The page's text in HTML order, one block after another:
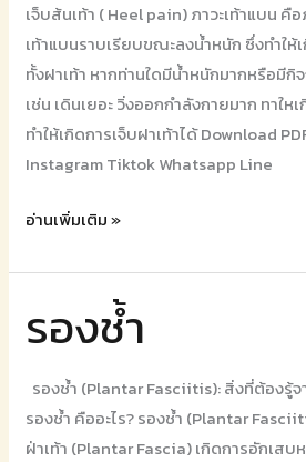
เจ็บส้นเท้า ( Heel pain) ภาวะเท้าแบน คื
เท้าแบนราบเรียบขณะลงน้ำหนัก ซึ่งทำให้
ทั้งฝาเท้า หากท่านใดมีน้ำหนักมากหรือมีกิ
เช่น เดินเยอะ วิ่งออกกำลังกายมาก ทาให
ทำให้เกิดการเจ็บฝาเท้าได้ Download
Instagram Tiktok Whatsapp Line
รองช้ำ
อ่านเพิ่มเติม »
รองช้ำ
รองช้ำ (Plantar Fasciitis): สิ่งที่ต้องรู้
รองช้ำ คืออะไร? รองช้ำ (Plantar
ฝ่าเท้า (Plantar Fascia) เกิดการอักเส